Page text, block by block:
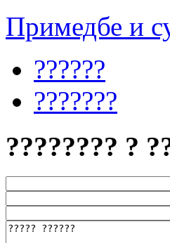
Примедбе и
??????
???????
???????? ?